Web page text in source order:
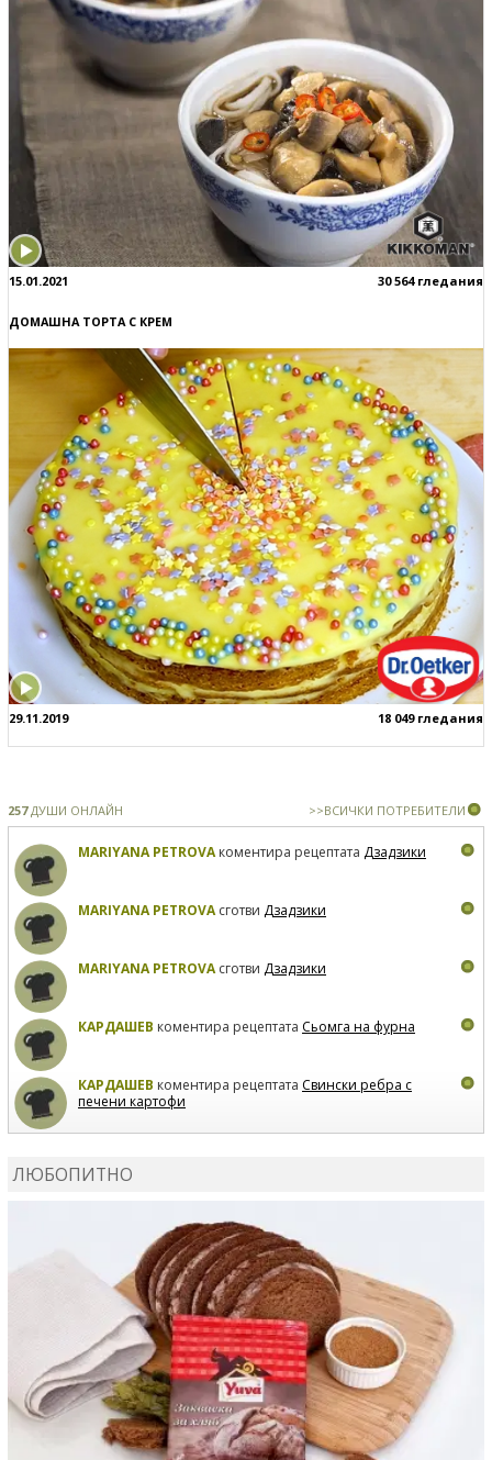
15.01.2021 30 564 гледания
ДОМАШНА ТОРТА С КРЕМ
29.11.2019 18 049 гледания
257ДУШИ ОНЛАЙН >>ВСИЧКИ ПОТРЕБИТЕЛИ
MARIYANA PETROVAкоментира рецептата Дзадзики
MARIYANA PETROVAсготви Дзадзики
MARIYANA PETROVAсготви Дзадзики
КАРДАШЕВ коментира рецептата Сьомга на фурна
КАРДАШЕВ коментира рецептата Свински ребра с
печени картофи
ЛЮБОПИТНО